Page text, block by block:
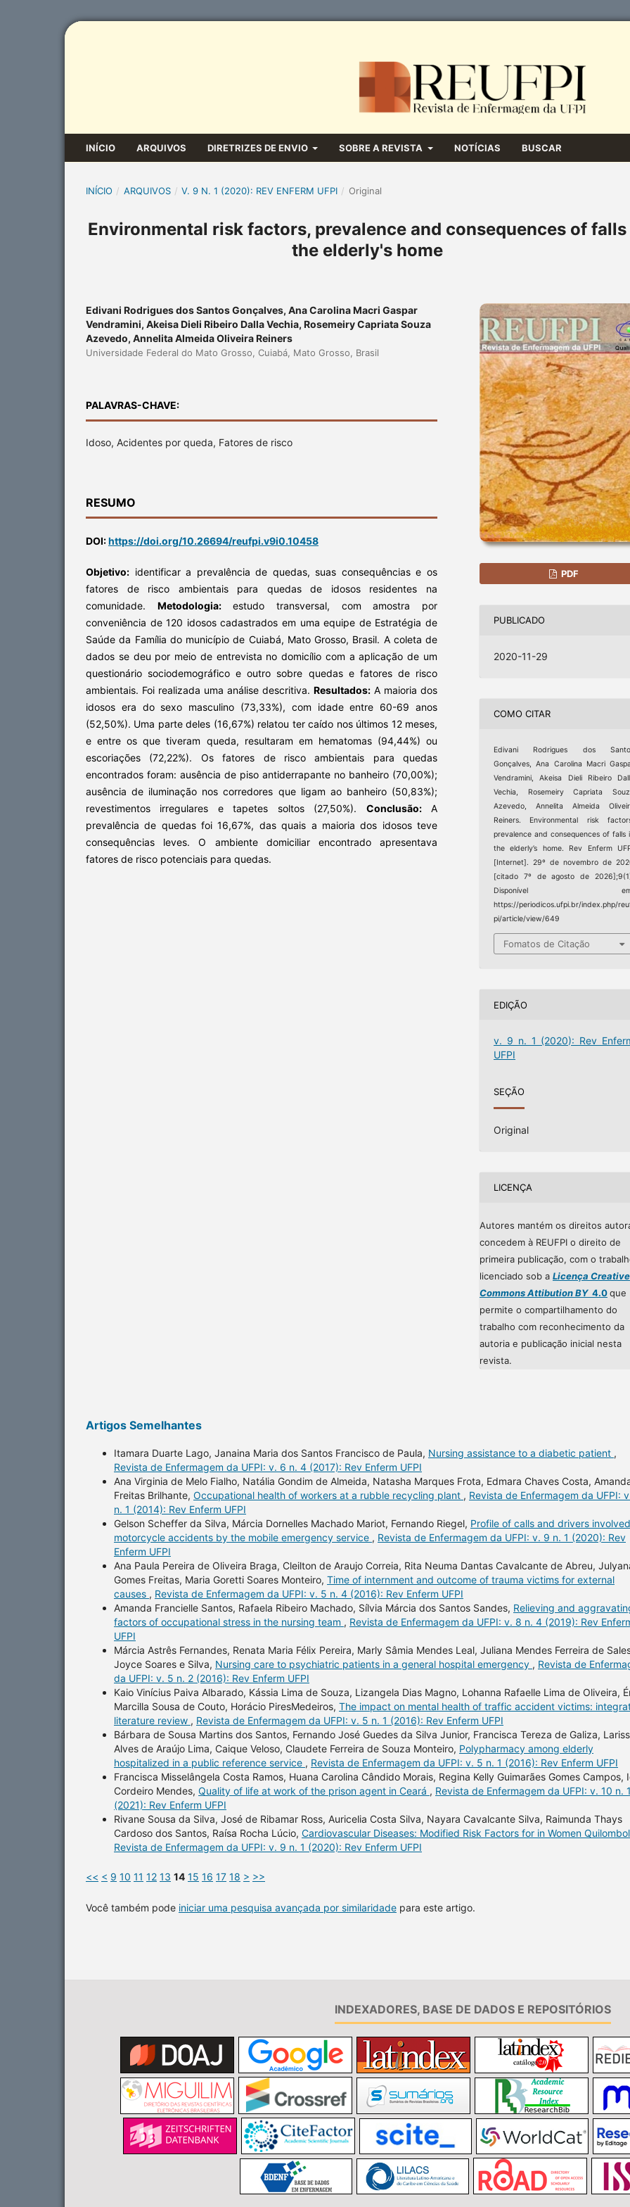
INÍCIO ARQUIVOS DIRETRIZES DE ENVIO SOBRE A REVISTA NOTÍCIAS BUSCAR
INÍCIO / ARQUIVOS / V. 9 N. 1 (2020): REV ENFERM UFPI / Original
Environmental risk factors, prevalence and consequences of falls
the elderly's home
Edivani Rodrigues dos Santos Gonçalves, Ana Carolina Macri Gaspar
Vendramini, Akeisa Dieli Ribeiro Dalla Vechia, Rosemeiry Capriata Souza
Azevedo, Annelita Almeida Oliveira Reiners
Universidade Federal do Mato Grosso, Cuiabá, Mato Grosso, Brasil
PALAVRAS-CHAVE:
Idoso, Acidentes por queda, Fatores de risco
RESUMO
DOI:https://doi.org/10.26694/reufpi.v9i0.10458
Objetivo: identificar a prevalência de quedas, suas consequências e os
fatores de risco ambientais para quedas de idosos residentes na
comunidade. Metodologia:estudo transversal, com amostra por
conveniência de 120 idosos cadastrados em uma equipe de Estratégia de
Saúde da Família do município de Cuiabá, Mato Grosso, Brasil. A coleta de
dados se deu por meio de entrevista no domicílio com a aplicação de um
questionário sociodemográfico e outro sobre quedas e fatores de risco
ambientais. Foi realizada uma análise descritiva. Resultados: A maioria dos
idosos era do sexo masculino (73,33%), com idade entre 60-69 anos
(52,50%). Uma parte deles (16,67%) relatou ter caído nos últimos 12 meses,
e entre os que tiveram queda, resultaram em hematomas (94,44%) ou
escoriações (72,22%). Os fatores de risco ambientais para quedas
encontrados foram: ausência de piso antiderrapante no banheiro (70,00%);
ausência de iluminação nos corredores que ligam ao banheiro (50,83%);
revestimentos irregulares e tapetes soltos (27,50%). Conclusão:A
prevalência de quedas foi 16,67%, das quais a maioria dos idosos teve
consequências leves. O ambiente domiciliar encontrado apresentava
fatores de risco potenciais para quedas.
PDF
PUBLICADO
2020-11-29
COMO CITAR
Edivani Rodrigues dos
Gonçalves, Ana Carolina Macri
Vendramini, Akeisa Dieli Ribeiro
Vechia, Rosemeiry Capriata
Azevedo, Annelita Almeida
Reiners. Environmental risk
prevalence and consequences of falls
the elderly’s home. Rev Enferm
[Internet]. 29º de novembro de
[citado 7º de agosto de
Disponível
https://periodicos.ufpi.br/index.php/
pi/article/view/649
Fomatos de Citação
EDIÇÃO
v. 9 n. 1 (2020): Rev
UFPI
SEÇÃO
Original
LICENÇA
Autores mantém os direitos
concedem à REUFPI o direito de
primeira publicação, com o
licenciado sob a Licença Creative
Commons Attibution BY4.0que
permite o compartilhamento do
trabalho com reconhecimento da
autoria e publicação inicial nesta
revista.
Artigos Semelhantes
Itamara Duarte Lago, Janaina Maria dos Santos Francisco de Paula, Nursing assistance to a diabetic patient ,
Revista de Enfermagem da UFPI: v. 6 n. 4 (2017): Rev Enferm UFPI
Ana Virginia de Melo Fialho, Natália Gondim de Almeida, Natasha Marques Frota, Edmara Chaves Costa,
Freitas Brilhante, Occupational health of workers at a rubble recycling plant , Revista de Enfermagem da UFPI:
n. 1 (2014): Rev Enferm UFPI
Gelson Scheffer da Silva, Márcia Dornelles Machado Mariot, Fernando Riegel, Profile of calls and drivers
motorcycle accidents by the mobile emergency service , Revista de Enfermagem da UFPI: v. 9 n. 1 (2020): Rev
Enferm UFPI
Ana Paula Pereira de Oliveira Braga, Cleilton de Araujo Correia, Rita Neuma Dantas Cavalcante de Abreu,
Gomes Freitas, Maria Goretti Soares Monteiro, Time of internment and outcome of trauma victims for external
causes , Revista de Enfermagem da UFPI: v. 5 n. 4 (2016): Rev Enferm UFPI
Amanda Francielle Santos, Rafaela Ribeiro Machado, Sílvia Márcia dos Santos Sandes, Relieving and
factors of occupational stress in the nursing team , Revista de Enfermagem da UFPI: v. 8 n. 4 (2019): Rev
UFPI
Márcia Astrês Fernandes, Renata Maria Félix Pereira, Marly Sâmia Mendes Leal, Juliana Mendes Ferreira de
Joyce Soares e Silva, Nursing care to psychiatric patients in a general hospital emergency , Revista de
da UFPI: v. 5 n. 2 (2016): Rev Enferm UFPI
Kaio Vinícius Paiva Albarado, Kássia Lima de Souza, Lizangela Dias Magno, Lohanna Rafaelle Lima de Oliveira,
Marcilla Sousa de Couto, Horácio PiresMedeiros, The impact on mental health of traffic accident victims:
literature review , Revista de Enfermagem da UFPI: v. 5 n. 1 (2016): Rev Enferm UFPI
Bárbara de Sousa Martins dos Santos, Fernando José Guedes da Silva Junior, Francisca Tereza de Galiza,
Alves de Araújo Lima, Caique Veloso, Claudete Ferreira de Souza Monteiro, Polypharmacy among elderly
hospitalized in a public reference service , Revista de Enfermagem da UFPI: v. 5 n. 1 (2016): Rev Enferm UFPI
Francisca Misselângela Costa Ramos, Huana Carolina Cândido Morais, Regina Kelly Guimarães Gomes Campos,
Cordeiro Mendes, Quality of life at work of the prison agent in Ceará , Revista de Enfermagem da UFPI: v. 10 n. 1
(2021): Rev Enferm UFPI
Rivane Sousa da Silva, José de Ribamar Ross, Auricelia Costa Silva, Nayara Cavalcante Silva, Raimunda Thays
Cardoso dos Santos, Raísa Rocha Lúcio, Cardiovascular Diseases: Modified Risk Factors for in Women
Revista de Enfermagem da UFPI: v. 9 n. 1 (2020): Rev Enferm UFPI
<< < 9 10 11 12 13 14 15 16 17 18 > >>
Você também pode iniciar uma pesquisa avançada por similaridade para este artigo.
INDEXADORES, BASE DE DADOS E REPOSITÓRIOS